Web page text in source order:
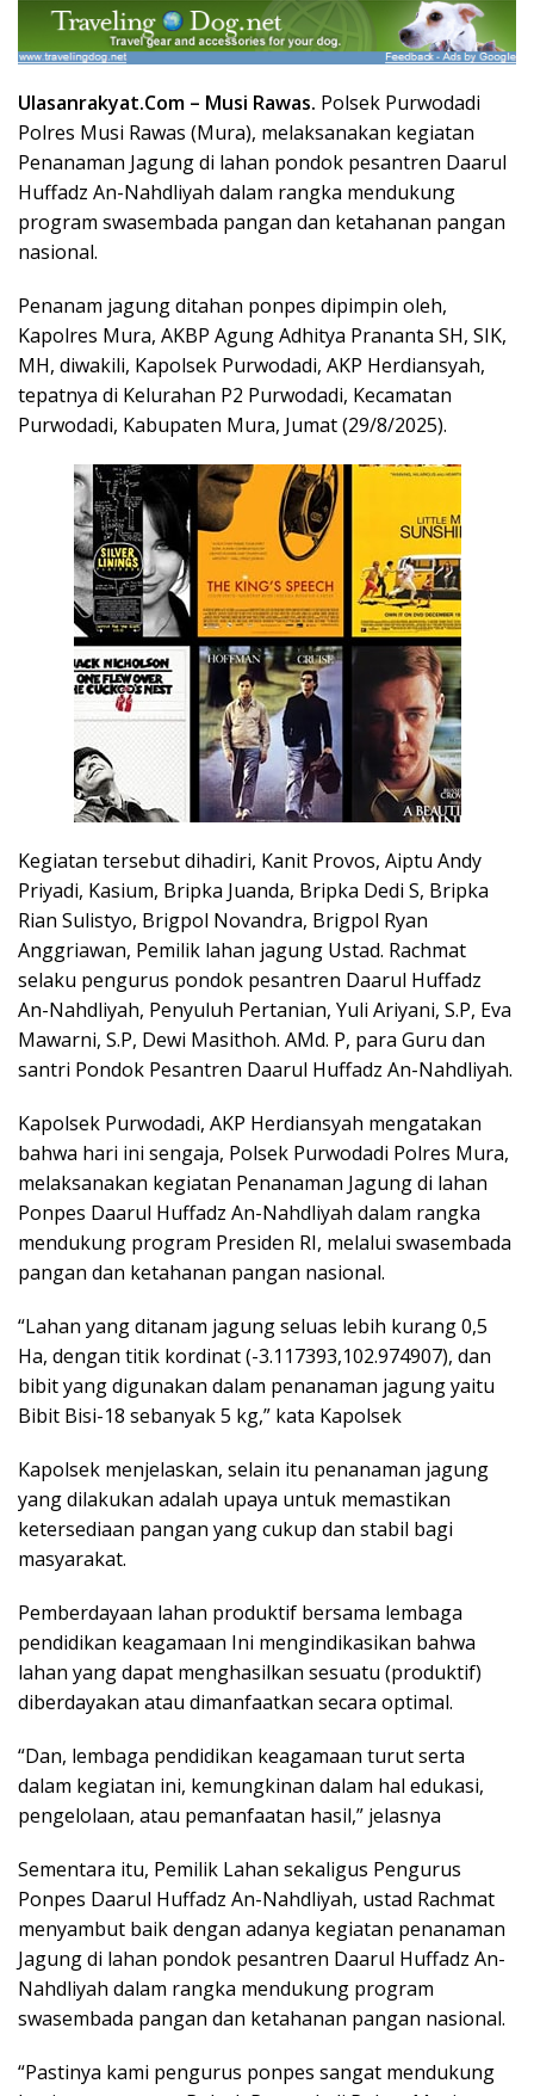
Ulasanrakyat.Com – Musi Rawas. Polsek Purwodadi
Polres Musi Rawas (Mura), melaksanakan kegiatan
Penanaman Jagung di lahan pondok pesantren Daarul
Huffadz An-Nahdliyah dalam rangka mendukung
program swasembada pangan dan ketahanan pangan
nasional.
Penanam jagung ditahan ponpes dipimpin oleh,
Kapolres Mura, AKBP Agung Adhitya Prananta SH, SIK,
MH, diwakili, Kapolsek Purwodadi, AKP Herdiansyah,
tepatnya di Kelurahan P2 Purwodadi, Kecamatan
Purwodadi, Kabupaten Mura, Jumat (29/8/2025).
Kegiatan tersebut dihadiri, Kanit Provos, Aiptu Andy
Priyadi, Kasium, Bripka Juanda, Bripka Dedi S, Bripka
Rian Sulistyo, Brigpol Novandra, Brigpol Ryan
Anggriawan, Pemilik lahan jagung Ustad. Rachmat
selaku pengurus pondok pesantren Daarul Huffadz
An-Nahdliyah, Penyuluh Pertanian, Yuli Ariyani, S.P, Eva
Mawarni, S.P, Dewi Masithoh. AMd. P, para Guru dan
santri Pondok Pesantren Daarul Huffadz An-Nahdliyah.
Kapolsek Purwodadi, AKP Herdiansyah mengatakan
bahwa hari ini sengaja, Polsek Purwodadi Polres Mura,
melaksanakan kegiatan Penanaman Jagung di lahan
Ponpes Daarul Huffadz An-Nahdliyah dalam rangka
mendukung program Presiden RI, melalui swasembada
pangan dan ketahanan pangan nasional.
“Lahan yang ditanam jagung seluas lebih kurang 0,5
Ha, dengan titik kordinat (-3.117393,102.974907), dan
bibit yang digunakan dalam penanaman jagung yaitu
Bibit Bisi-18 sebanyak 5 kg,” kata Kapolsek
Kapolsek menjelaskan, selain itu penanaman jagung
yang dilakukan adalah upaya untuk memastikan
ketersediaan pangan yang cukup dan stabil bagi
masyarakat.
Pemberdayaan lahan produktif bersama lembaga
pendidikan keagamaan Ini mengindikasikan bahwa
lahan yang dapat menghasilkan sesuatu (produktif)
diberdayakan atau dimanfaatkan secara optimal.
“Dan, lembaga pendidikan keagamaan turut serta
dalam kegiatan ini, kemungkinan dalam hal edukasi,
pengelolaan, atau pemanfaatan hasil,” jelasnya
Sementara itu, Pemilik Lahan sekaligus Pengurus
Ponpes Daarul Huffadz An-Nahdliyah, ustad Rachmat
menyambut baik dengan adanya kegiatan penanaman
Jagung di lahan pondok pesantren Daarul Huffadz An-
Nahdliyah dalam rangka mendukung program
swasembada pangan dan ketahanan pangan nasional.
“Pastinya kami pengurus ponpes sangat mendukung